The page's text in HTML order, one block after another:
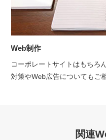
Web制作
コーポレートサイトはもちろ
対策やWeb広告についてもご
関連